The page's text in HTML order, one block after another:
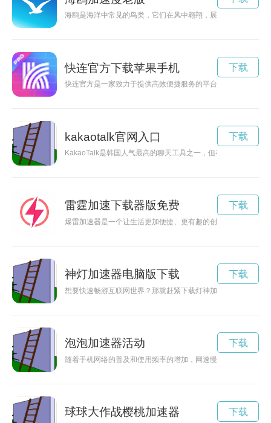
海鸥是海洋中常见的鸟类，它们在风中翱翔，展现着优美的飞
快连官方下载苹果手机
快连官方是一家致力于提供高效便捷服务的平台，为用户提供
下载
kakaotalk官网入口
KakaoTalk是韩国人气最高的聊天工具之一，但在网络不稳定
下载
雷霆加速下载器版免费
爆雷加速器是一个让生活更加便捷、更有趣的创新科技产品，
下载
神灯加速器电脑版下载
想要快速畅游互联网世界？那就赶紧下载灯神加速器吧！灯神
下载
泡泡加速器活动
随着手机网络的普及和使用频率的增加，网速慢成为诸多用户
下载
球球大作战樱桃加速器 下载